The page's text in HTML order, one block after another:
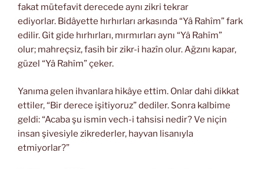
fakat mütefavit derecede aynı zikri tekrar
ediyorlar. Bidâyette hırhırları arkasında “Yâ Rahîm” fark
edilir. Git gide hırhırları, mırmırları aynı “Yâ Rahîm”
olur; mahreçsiz, fasih bir zikr-i hazîn olur. Ağzını kapar,
güzel “Yâ Rahîm” çeker.
Yanıma gelen ihvanlara hikâye ettim. Onlar dahi dikkat
ettiler, “Bir derece işitiyoruz” dediler. Sonra kalbime
geldi: “Acaba şu ismin vech-i tahsisi nedir? Ve niçin
insan şivesiyle zikrederler, hayvan lisanıyla
etmiyorlar?”